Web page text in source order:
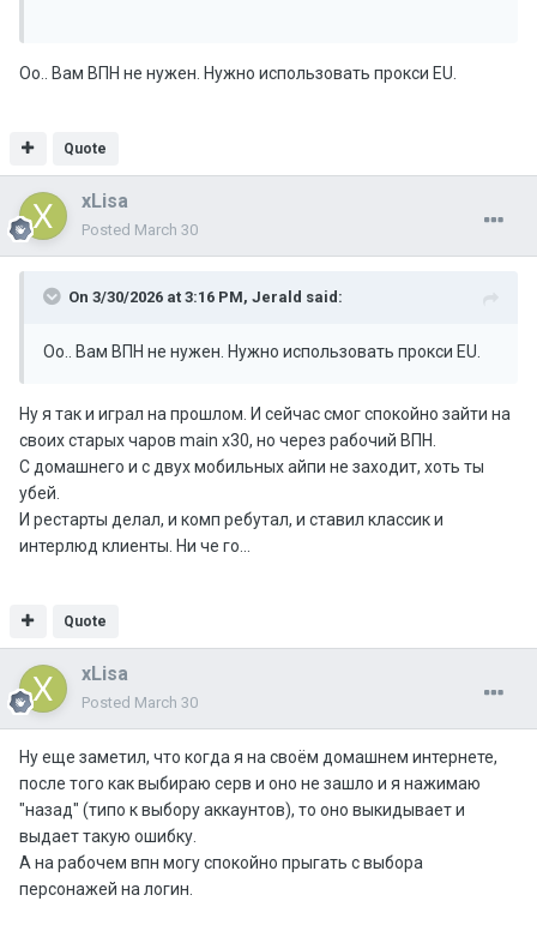
Оо.. Вам ВПН не нужен. Нужно использовать прокси EU.
Quote
xLisa
Posted March 30
On 3/30/2026 at 3:16 PM, Jerald said:
Оо.. Вам ВПН не нужен. Нужно использовать прокси EU.
Ну я так и играл на прошлом. И сейчас смог спокойно зайти на
своих старых чаров main x30, но через рабочий ВПН.
С домашнего и с двух мобильных айпи не заходит, хоть ты
убей.
И рестарты делал, и комп ребутал, и ставил классик и
интерлюд клиенты. Ни че го...
Quote
xLisa
Posted March 30
Ну еще заметил, что когда я на своём домашнем интернете,
после того как выбираю серв и оно не зашло и я нажимаю
"назад" (типо к выбору аккаунтов), то оно выкидывает и
выдает такую ошибку.
А на рабочем впн могу спокойно прыгать с выбора
персонажей на логин.